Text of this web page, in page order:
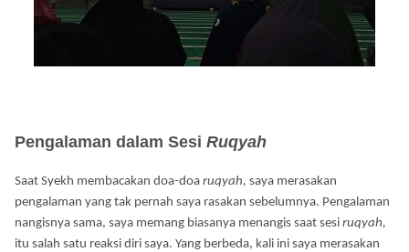
Pengalaman dalam Sesi Ruqyah
Saat Syekh membacakan doa-doa ruqyah, saya merasakan
pengalaman yang tak pernah saya rasakan sebelumnya. Pengalaman
nangisnya sama, saya memang biasanya menangis saat sesi ruqyah,
itu salah satu reaksi diri saya. Yang berbeda, kali ini saya merasakan